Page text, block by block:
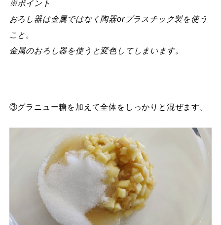
※ポイント
おろし器は金属ではなく陶器orプラスチック製を使う
こと。
金属のおろし器を使うと変色してしまいます。
③グラニュー糖を加えて全体をしっかりと混ぜます。